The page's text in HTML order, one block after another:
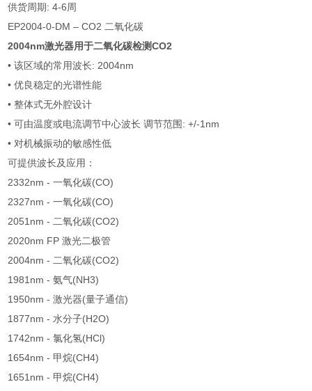
供货周期: 4-6周
EP2004-0-DM – CO2 二氧化碳
2004nm激光器用于二氧化碳检测CO2
• 该区域的常用波长: 2004nm
• 优良稳定的光谱性能
• 整体式无外腔设计
• 可由温度或电流调节中心波长 调节范围: +/-1nm
• 对机械振动的敏感性低
可提供波长及应用：
2332nm - 一氧化碳(CO)
2327nm - 一氧化碳(CO)
2051nm - 二氧化碳(CO2)
2020nm FP 激光二极管
2004nm - 二氧化碳(CO2)
1981nm - 氨气(NH3)
1950nm - 激光器(量子通信)
1877nm - 水分子(H2O)
1742nm - 氯化氢(HCl)
1654nm - 甲烷(CH4)
1651nm - 甲烷(CH4)